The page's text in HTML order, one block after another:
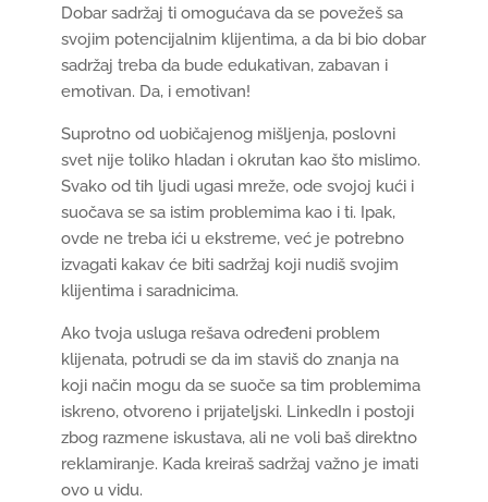
Dobar sadržaj ti omogućava da se povežeš sa
svojim potencijalnim klijentima, a da bi bio dobar
sadržaj treba da bude edukativan, zabavan i
emotivan. Da, i emotivan!
Suprotno od uobičajenog mišljenja, poslovni
svet nije toliko hladan i okrutan kao što mislimo.
Svako od tih ljudi ugasi mreže, ode svojoj kući i
suočava se sa istim problemima kao i ti. Ipak,
ovde ne treba ići u ekstreme, već je potrebno
izvagati kakav će biti sadržaj koji nudiš svojim
klijentima i saradnicima.
Ako tvoja usluga rešava određeni problem
klijenata, potrudi se da im staviš do znanja na
koji način mogu da se suoče sa tim problemima
iskreno, otvoreno i prijateljski. LinkedIn i postoji
zbog razmene iskustava, ali ne voli baš direktno
reklamiranje. Kada kreiraš sadržaj važno je imati
ovo u vidu.